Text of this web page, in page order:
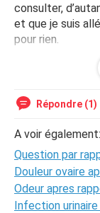
consulter,
et que je suis
pour rien.
Est-ce que les
examensRépondre (1)
A voir également:
Question par
Douleur ovaire
Odeur apres
Infection